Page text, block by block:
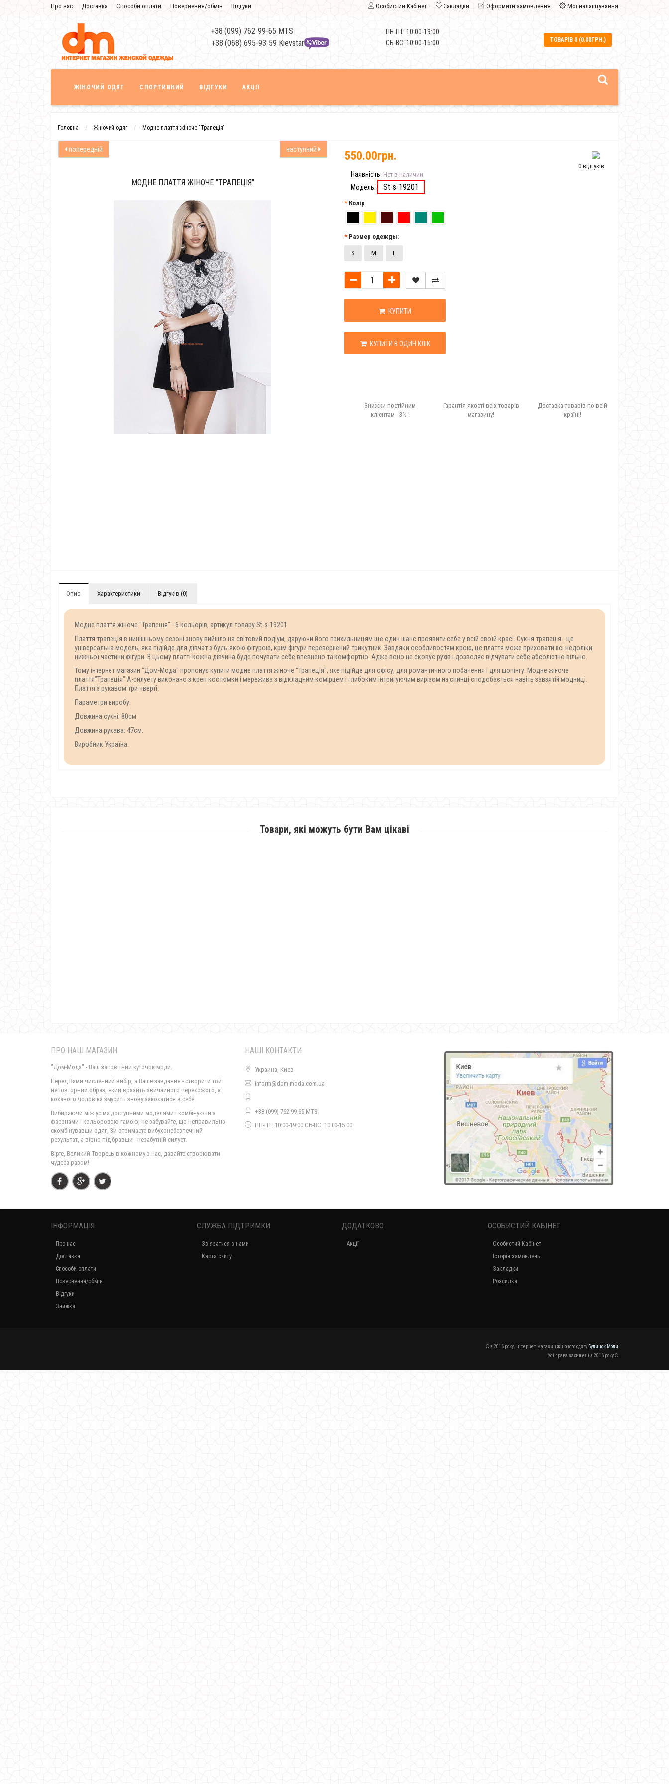
Про нас Доставка Способи оплати Повернення/обмін
Відгуки
Знижка
Особистий Кабінет Закладки Оформити замовлення Мої налаштування
+38 (099) 762-99-65 MTS
+38 (068) 695-93-59 Kievstar
ПН-ПТ: 10:00-19:00
СБ-ВС: 10:00-15:00
ТОВАРІВ 0 (0.00ГРН.)
ЖІНОЧИЙ ОДЯГ СПОРТИВНИЙ ВІДГУКИ АКЦІЇ
Головна Жіночий одяг Модне плаття жіноче "Трапеція"
попередній наступний
МОДНЕ ПЛАТТЯ ЖІНОЧЕ "ТРАПЕЦІЯ"
0 відгуків
550.00грн.
Наявність: Нет в наличии
Модель: St-s-19201
Колір
Размер одежды:
S M L
КУПИТИ
КУПИТИ В ОДИН КЛІК
Знижки постійним
клієнтам - 3% !
Гарантія якості всіх товарів
магазину!
Доставка товарів по всій
країні!
Опис Характеристики Відгуків (0)
Модне плаття жіноче "Трапеція" - 6 кольорів, артикул товару St-s-19201
Плаття трапеція в нинішньому сезоні знову вийшло на світовий подіум, даруючи його прихильницям ще один шанс проявити себе у всій своїй красі. Сукня трапеція - це
універсальна модель, яка підійде для дівчат з будь-якою фігурою, крім фігури перевернений трикутник. Завдяки особливостям крою, це плаття може приховати всі недоліки
нижньої частини фігури. В цьому платті кожна дівчина буде почувати себе впевнено та комфортно. Адже воно не сковує рухів і дозволяє відчувати себе абсолютно вільно.
Тому інтернет магазин "Дом-Мода" пропонує купити модне плаття жіноче "Трапеція", яке підійде для офісу, для романтичного побачення і для шопінгу. Модне жіноче
плаття"Трапеція" А-силуету виконано з креп костюмки і мережива з відкладним комірцем і глибоким інтригуючим вирізом на спинці сподобається навіть завзятій модниці.
Плаття з рукавом три чверті.
Параметри виробу:
Довжина сукні: 80см
Довжина рукава: 47см.
Виробник Україна.
Товари, які можуть бути Вам цікаві
Модне плаття жіноче ангора з мереживом
Класичне модне плаття з рукавом і еко шкірою
Жіноче модне плаття з рукавом батального розміру
530.00грн.
Модне плаття з хомутом і відкритими плечима
430.00грн.
ПРО НАШ МАГАЗИН
"Дом-Мода" - Ваш заповітний куточок моди.
Перед Вами численний вибір, а Ваше завдання - створити той
неповторний образ, який вразить звичайного перехожого, а
коханого чоловіка змусить знову закохатися в себе.
Вибираючи між усіма доступними моделями і комбінуючи з
фасонами і кольоровою гамою, не забувайте, що неправильно
скомбінувавши одяг, Ви отримаєте вибухонебезпечний
результат, а вірно підібравши - незабутній силует.
Вірте, Великий Творець в кожному з нас, давайте створювати
чудеса разом!
НАШІ КОНТАКТИ
Украина, Киев
inform@dom-moda.com.ua
+38 (099) 762-99-65 MTS
ПН-ПТ: 10:00-19:00 СБ-ВС: 10:00-15:00
ІНФОРМАЦІЯ
Про нас
Доставка
Способи оплати
Повернення/обмін
Відгуки
Знижка
СЛУЖБА ПІДТРИМКИ
Зв'язатися з нами
Карта сайту
ДОДАТКОВО
Акції
ОСОБИСТИЙ КАБІНЕТ
Особистий Кабінет
Історія замовлень
Закладки
Розсилка
© з 2016 року. Інтернет магазин жіночого одягу Будинок Моди
Усі права захищені з 2016 року ©